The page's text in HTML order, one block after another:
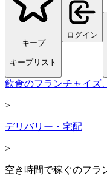
キープ
キープリスト
ログイン
飲食のフランチャイズ
>
デリバリー・宅配
>
空き時間で稼ぐのフラ